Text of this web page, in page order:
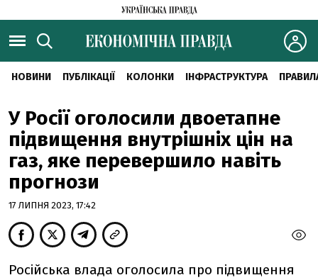
НОВИНИ ПУБЛІКАЦІЇ КОЛОНКИ ІНФРАСТРУКТУРА
У Росії оголосили двоетапне
підвищення внутрішніх цін на
газ, яке перевершило навіть
прогнози
17 ЛИПНЯ 2023, 17:42
Російська влада оголосила про підвищення